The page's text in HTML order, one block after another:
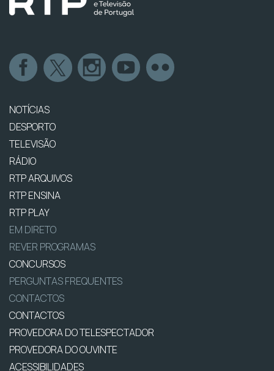
NOTÍCIAS
DESPORTO
TELEVISÃO
RÁDIO
RTP ARQUIVOS
RTP ENSINA
RTP PLAY
EM DIRETO
REVER PROGRAMAS
CONCURSOS
PERGUNTAS FREQUENTES
CONTACTOS
CONTACTOS
PROVEDORA DO TELESPECTADOR
PROVEDORA DO OUVINTE
ACESSIBILIDADES